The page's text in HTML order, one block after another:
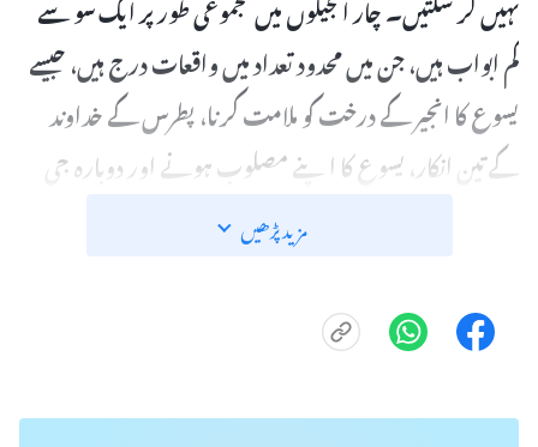
کم ابواب ہیں، جن میں محدود تعداد میں واقعات درج ہیں، جیسے
یسوع کا انجیر کے درخت کو ملامت کرنا، پطرس کے خداوند
کے تین انکار، یسوع کا اپنے مصلوب ہونے اور دوبارہ جی
اٹھنے کے بعد شاگردوں کے سامنے ظاہر ہونا، روزے کے
بارے میں تعلیم دینا دعا کے بارے میں تعلیم، طلاق کے
بارے میں تعلیم، یسوع کی پیدائش اور نسب نامہ، یسوع کی
طرف سے شاگردوں کی تقرری، وغیرہ۔ تاہم انسان ان کو ایک
خزانے کے طور پر قیمتی سمجھ کر اہمیت دیتا ہے، یہاں تک کہ
مزید پڑھیں